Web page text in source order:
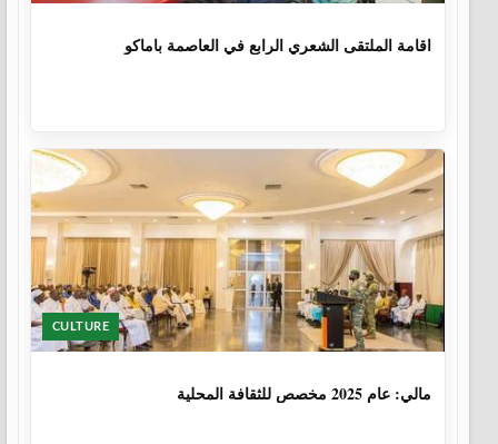
اقامة الملتقى الشعري الرابع في العاصمة باماكو
CULTURE
مالي: عام 2025 مخصص للثقافة المحلية